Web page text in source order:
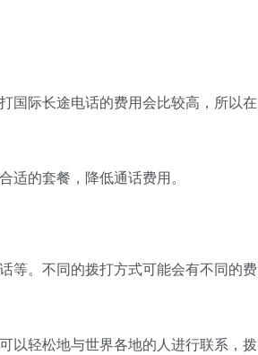
国际长途电话的费用会比较高，所以在
的套餐，降低通话费用。
等。不同的拨打方式可能会有不同的费
以轻松地与世界各地的人进行联系，拨